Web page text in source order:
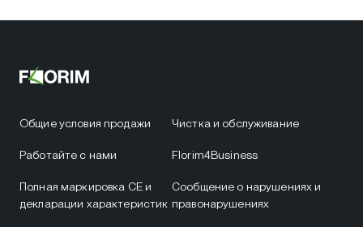
Общие условия продажи
Работайте с нами
Полная маркировка CE и
декларации характеристик
Чистка и обслуживание
Florim4Business
Сообщение о нарушениях и
правонарушениях